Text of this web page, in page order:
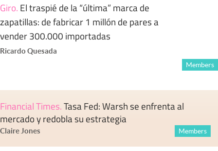
Giro. El traspié de la “última” marca de
zapatillas: de fabricar 1 millón de pares a
vender 300.000 importadas
Ricardo Quesada
Members
Financial Times.Tasa Fed: Warsh se enfrenta al
mercado y redobla su estrategia
Claire Jones Members